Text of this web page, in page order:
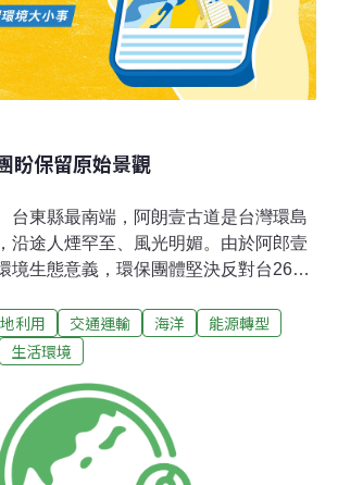
盼保留原始景觀
台東縣最南端，阿朗壹古道是台灣環島
沿途人煙罕至、風光明媚。由於阿郎壹
境生態意義，環保團體堅決反對台26線
美景恐怕自此消失。阿朗壹古道全線約
空變遷和開發，古道大部分已改變原
利用 交通運輸 海洋
能源轉型
生活環境